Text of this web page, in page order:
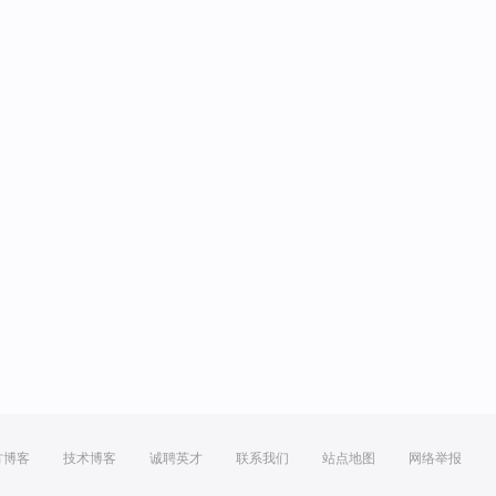
博客 技术博客 诚聘英才 联系我们 站点地图 网络举报